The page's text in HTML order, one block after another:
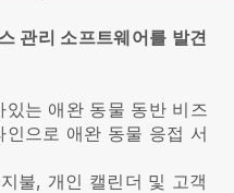
관리 소프트웨어를 발견
는 애완 동물 동반 비즈
으로 애완 동물 응접 서
불, 개인 캘린더 및 고객